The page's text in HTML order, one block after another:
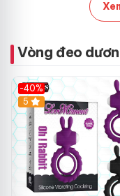
Vòng đeo
-40%
5